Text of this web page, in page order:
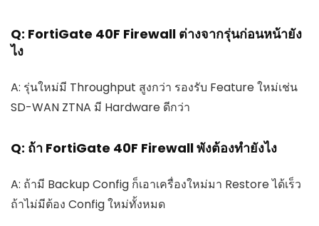
Q: FortiGate 40F Firewall ต่างจากรุ่นก่อนหน้ายัง
ไง
A: รุ่นใหม่มี Throughput สูงกว่า รองรับ Feature ใหม่เช่น
SD-WAN ZTNA มี Hardware ดีกว่า
Q: ถ้า FortiGate 40F Firewall พังต้องทำยังไง
A: ถ้ามี Backup Config ก็เอาเครื่องใหม่มา Restore ได้เร็ว
ถ้าไม่มีต้อง Config ใหม่ทั้งหมด